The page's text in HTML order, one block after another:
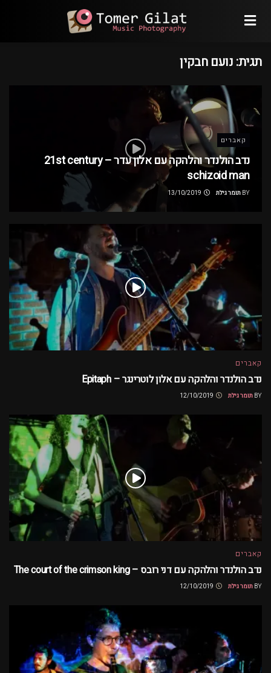
תגית: נועם חבקין
קאברים
נדב הולנדר והלהקה עם אלון עדר – 21st century
schizoid man
BY תומר גילת
קאברים
נדב הולנדר והלהקה עם אלון לוטרינגר – Epitaph
BY תומר גילת
קאברים
נדב הולנדר והלהקה עם דני רובס – The court of the crimson king
BY תומר גילת